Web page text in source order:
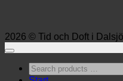
2026 © Tid och Doft i
Search
products